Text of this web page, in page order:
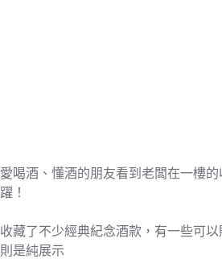
愛喝酒、懂酒的朋友看到老闆在一樓
躍！
收藏了不少經典紀念酒款，有一些可
則是純展示